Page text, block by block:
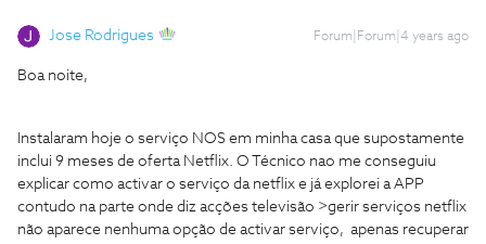
Jose Rodrigues Forum|Forum|4 years ago
Boa noite,
Instalaram hoje o serviço NOS em minha casa que supostamente
inclui 9 meses de oferta Netflix. O Técnico nao me conseguiu
explicar como activar o serviço da netflix e já explorei a APP
contudo na parte onde diz acções televisão >gerir serviços netflix
não aparece nenhuma opção de activar serviço, apenas recuperar